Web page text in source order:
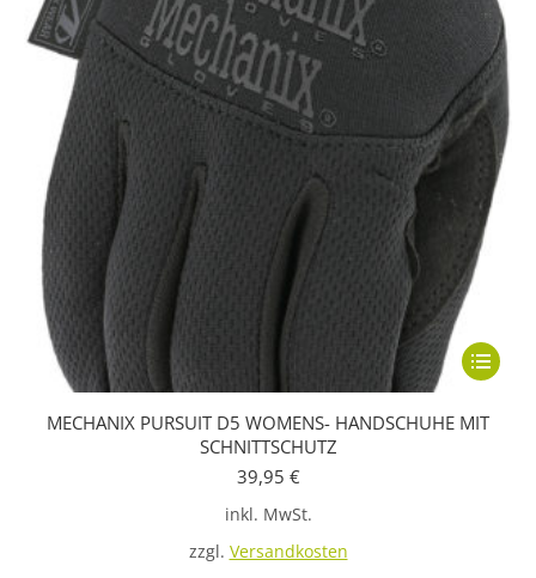
Dieses
weist
MECHANIX PURSUIT D5 WOMENS- HANDSCHUHE MIT
SCHNITTSCHUTZ
39,95 €
inkl. MwSt.
zzgl. Versandkosten